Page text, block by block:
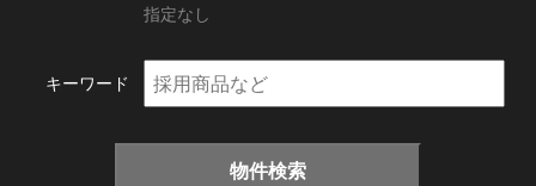
指定なし
キーワード
物件検索